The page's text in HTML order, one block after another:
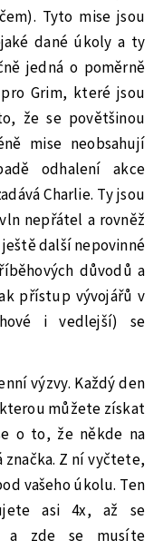
Tyto mise jsou
dané úkoly a ty
jedná o poměrně
Grim, které jsou
že se povětšinou
mise neobsahují
odhalení akce
Charlie. Ty jsou
nepřátel a rovněž
další nepovinné
důvodů a
přístup vývojářů v
i vedlejší) se
výzvy. Každý den
kterou můžete získat
o to, že někde na
Z ní vyčtete,
vašeho úkolu. Ten
asi 4x, až se
a zde se musíte